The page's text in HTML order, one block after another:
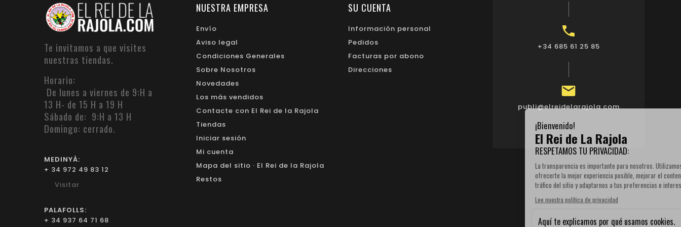
Te invitamos a que visites
nuestras tiendas.
Horario:
De lunes a viernes de 9:H a
13 H- de 15 H a 19 H
Sábado de: 9:H a 13 H
Domingo: cerrado.
MEDINYÀ:
+ 34 972 49 83 12
Visitar
PALAFOLLS:
+ 34 937 64 71 68
NUESTRA EMPRESA
Envío
Aviso legal
Condiciones Generales
Sobre Nosotros
Novedades
Los más vendidos
Contacte con El Rei de la Rajola
Tiendas
Iniciar sesión
Mi cuenta
Mapa del sitio · El Rei de la Rajola
Restos
SU CUENTA
Información personal
Pedidos
Facturas por abono
Direcciones

+34 685 61 25 85

publi@elreidelarajola.com